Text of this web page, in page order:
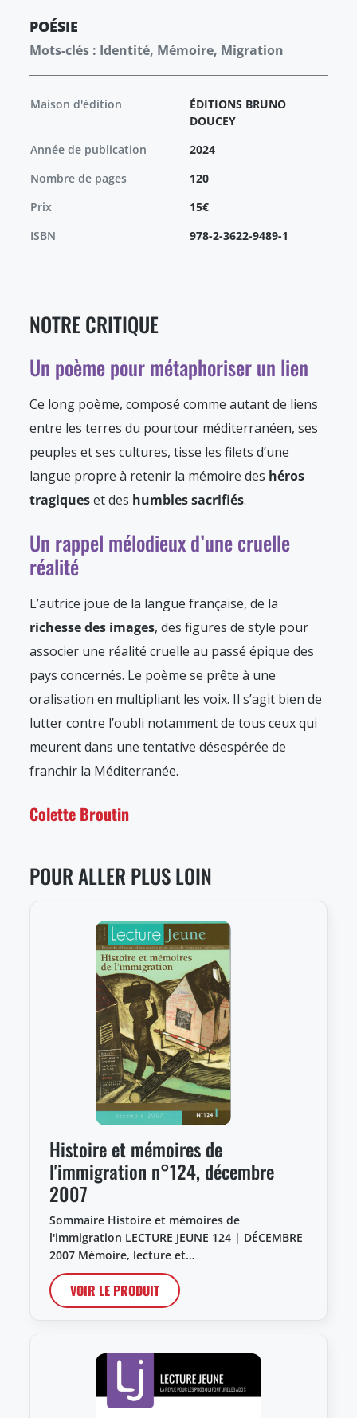
POÉSIE
Mots-clés : Identité, Mémoire, Migration
Maison d'édition
ÉDITIONS BRUNO
DOUCEY
Année de publication
2024
Nombre de pages
120
Prix
15€
ISBN
978-2-3622-9489-1
NOTRE CRITIQUE
Un poème pour métaphoriser un lien
Ce long poème, composé comme autant de liens
entre les terres du pourtour méditerranéen, ses
peuples et ses cultures, tisse les filets d’une
langue propre à retenir la mémoire des héros
tragiqueset des humbles sacrifiés.
Un rappel mélodieux d’une cruelle
réalité
L’autrice joue de la langue française, de la
richesse des images, des figures de style pour
associer une réalité cruelle au passé épique des
pays concernés. Le poème se prête à une
oralisation en multipliant les voix. Il s’agit bien de
lutter contre l’oubli notamment de tous ceux qui
meurent dans une tentative désespérée de
franchir la Méditerranée.
Colette Broutin
POUR ALLER PLUS LOIN
Histoire et mémoires de
l'immigration n°124, décembre
2007
Sommaire Histoire et mémoires de
l'immigration LECTURE JEUNE 124 | DÉCEMBRE
2007 Mémoire, lecture et…
VOIR LE PRODUIT